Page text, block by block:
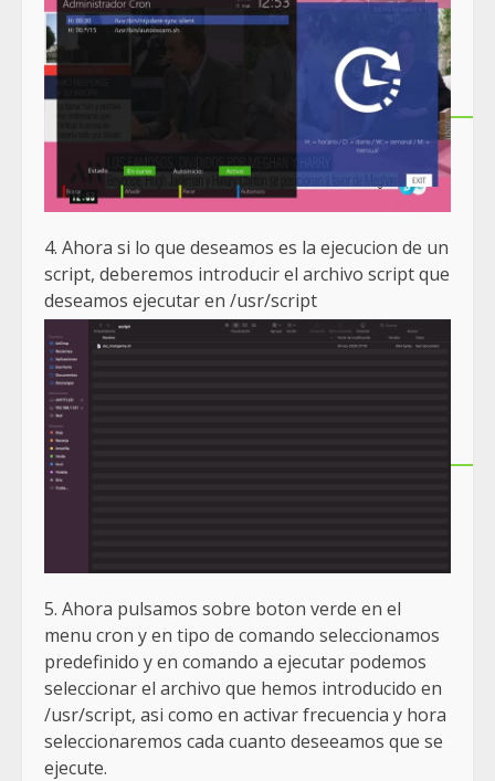
4. Ahora si lo que deseamos es la ejecucion de un
script, deberemos introducir el archivo script que
deseamos ejecutar en /usr/script
5. Ahora pulsamos sobre boton verde en el
menu cron y en tipo de comando seleccionamos
predefinido y en comando a ejecutar podemos
seleccionar el archivo que hemos introducido en
/usr/script, asi como en activar frecuencia y hora
seleccionaremos cada cuanto deseeamos que se
ejecute.